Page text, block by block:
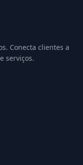
Conecta clientes a
serviços.